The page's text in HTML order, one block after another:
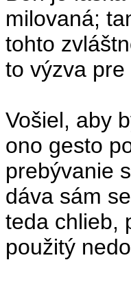
milovaná;
tohto
to výzva pre
Vošiel, aby
ono gesto
prebývanie
dáva sám
teda chlieb,
použitý